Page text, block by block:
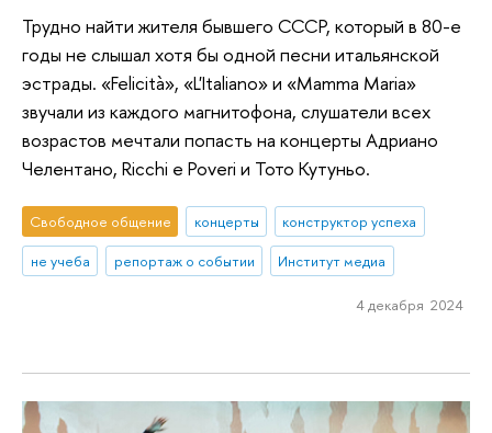
Трудно найти жителя бывшего СССР, который в 80-е
годы не слышал хотя бы одной песни итальянской
эстрады. «Felicità», «L'Italiano» и «Mamma Maria»
звучали из каждого магнитофона, слушатели всех
возрастов мечтали попасть на концерты Адриано
Челентано, Ricchi e Poveri и Тото Кутуньо.
Свободное общение концерты
конструктор успеха
не учеба
репортаж о событии Институт медиа
4 декабря 2024